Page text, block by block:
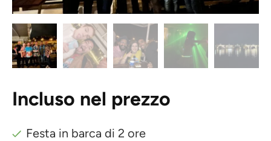
Incluso nel prezzo
Festa in barca di 2 ore